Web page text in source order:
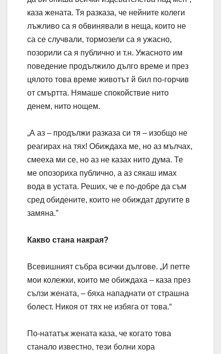
каза жената. Тя разказа, че нейните колеги
лъжливо са я обвинявали в неща, които не
са се случвали, тормозели са я ужасно,
позорили са я публично и т.н. Ужасното им
поведение продължило дълго време и през
цялото това време животът й бил по-горчив
от смъртта. Нямаше спокойствие нито
денем, нито нощем.
„А аз – продължи разказа си тя – изобщо не
реагирах на тях! Обиждаха ме, но аз мълчах,
смееха ми се, но аз не казах нито дума. Те
ме опозориха публично, a аз сякаш имах
вода в устата. Реших, че е по-добре да съм
сред обидените, които не обиждат другите в
замяна.”
Какво стана накрая?
Всевишният събра всички дългове. „И петте
мои колежки, които ме обиждаха – каза през
сълзи жената, – бяха нападнати от страшна
болест. Никоя от тях не избяга от това.“
По-нататък жената каза, че когато това
станало известно, тези болни хора